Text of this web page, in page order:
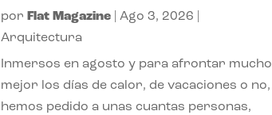
por Flat Magazine |Ago 3, 2026
Arquitectura
Inmersos en agosto y para afrontar mucho
mejor los días de calor, de vacaciones o no,
hemos pedido a unas cuantas personas,